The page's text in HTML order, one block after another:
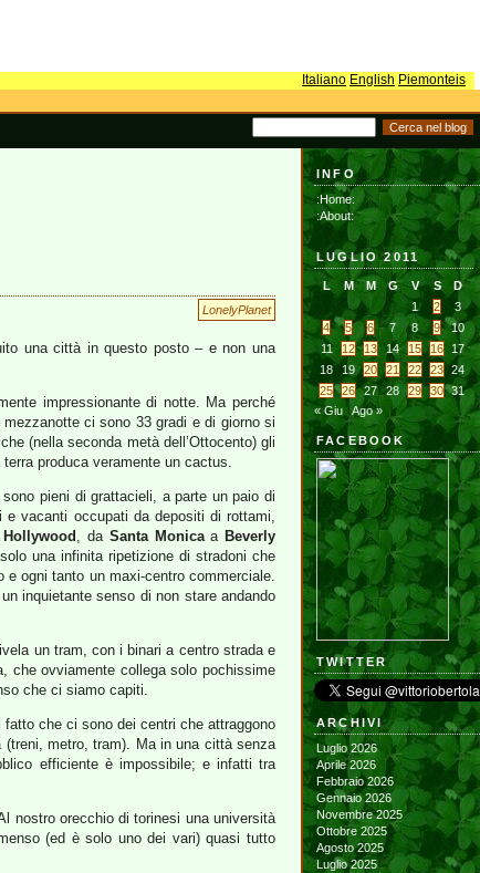
Italiano English Piemonteis
LonelyPlanet
una città in questo posto – e non una
impressionante di notte. Ma perché
ci sono 33 gradi e di giorno si
(nella seconda metà dell’Ottocento) gli
produca veramente un cactus.
pieni di grattacieli, a parte un paio di
vacanti occupati da depositi di rottami,
Hollywood , da Santa Monicaa Beverly
una infinita ripetizione di stradoni che
ogni tanto un maxi-centro commerciale.
inquietante senso di non stare andando
un tram, con i binari a centro strada e
che ovviamente collega solo pochissime
che ci siamo capiti.
che ci sono dei centri che attraggono
metro, tram). Ma in una città senza
efficiente è impossibile; e infatti tra
nostro orecchio di torinesi una università
(ed è solo uno dei vari) quasi tutto
INFO
:Home:
:About:
LUGLIO 2011
L M M G V S
D
1
2
3
4
5 6 7 8 9
10
11
12 13 14 15 16
17
18
19 20 21 22 23 24
25
26 27 28 29 30 31
« Giu
Ago »
FACEBOOK
TWITTER
ARCHIVI
Luglio 2026
Aprile 2026
Febbraio 2026
Gennaio 2026
Novembre 2025
Ottobre 2025
Agosto 2025
Luglio 2025